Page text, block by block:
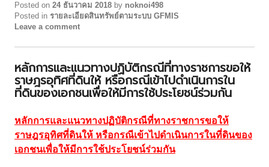
Posted on 24 ธันวาคม 2018 by noknoi498
Posted in รายละเอียดสินทรัพย์ตามระบบ GFMIS
Leave a comment
หลักการและแนวทางปฏิบัติกรณีที่ทางราชการขอให้
ราษฎรอุทิศที่ดินให้ หรือกรณีเข้าไปดำเนินการใน
ที่ดินของเอกชนเพื่อให้มีการใช้ประโยชน์ร่วมกัน
หลักการและแนวทางปฏิบัติกรณีที่ทางราชการขอให้
ราษฎรอุทิศที่ดินให้ หรือกรณีเข้าไปดำเนินการในที่ดินของ
เอกชนเพื่อให้มีการใช้ประโยชน์ร่วมกัน